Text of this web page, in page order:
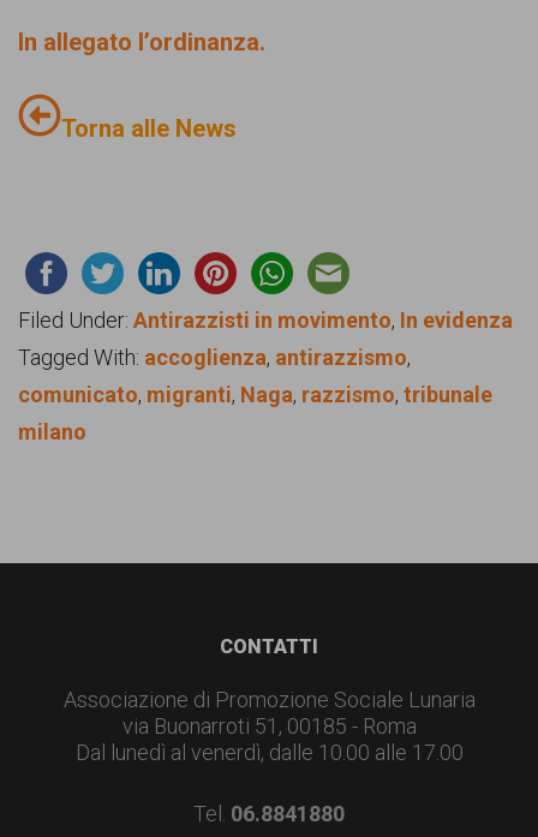
In allegato l’ordinanza.
Torna alle News
Filed Under: Antirazzisti in movimento, In evidenza
Tagged With: accoglienza, antirazzismo,
comunicato, migranti, Naga, razzismo, tribunale
milano
CONTATTI
Associazione di Promozione Sociale Lunaria
via Buonarroti 51, 00185 - Roma
Dal lunedì al venerdì, dalle 10.00 alle 17.00
Tel. 06.8841880